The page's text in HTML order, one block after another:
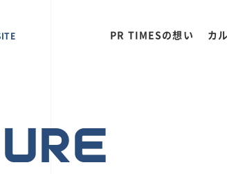
PR TIMESの想い カ